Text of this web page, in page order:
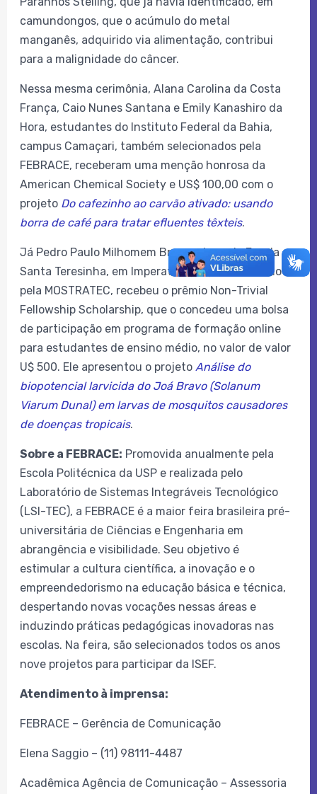
camundongos, que o acúmulo do metal
manganês, adquirido via alimentação, contribui
para a malignidade do câncer.
Nessa mesma cerimônia, Alana Carolina da Costa
França, Caio Nunes Santana e Emily Kanashiro da
Hora, estudantes do Instituto Federal da Bahia,
campus Camaçari, também selecionados pela
FEBRACE, receberam uma menção honrosa da
American Chemical Society e US$ 100,00 com o
projeto Do cafezinho ao carvão ativado: usando
borra de café para tratar efluentes têxteis.
Já Pedro Paulo Milhomem Braga, aluno da Escola
Santa Teresinha, em Imperatriz (MA), selecionado
pela MOSTRATEC, recebeu o prêmio Non-Trivial
Fellowship Scholarship, que o concedeu uma bolsa
de participação em programa de formação online
para estudantes de ensino médio, no valor de valor
U$ 500. Ele apresentou o projeto Análise do
biopotencial larvicida do Joá Bravo (Solanum
Viarum Dunal) em larvas de mosquitos causadores
de doenças tropicais.
Sobre a FEBRACE: Promovida anualmente pela
Escola Politécnica da USP e realizada pelo
Laboratório de Sistemas Integráveis Tecnológico
(LSI-TEC), a FEBRACE é a maior feira brasileira pré-
universitária de Ciências e Engenharia em
abrangência e visibilidade. Seu objetivo é
estimular a cultura científica, a inovação e o
empreendedorismo na educação básica e técnica,
despertando novas vocações nessas áreas e
induzindo práticas pedagógicas inovadoras nas
escolas. Na feira, são selecionados todos os anos
nove projetos para participar da ISEF.
Atendimento à imprensa:
FEBRACE – Gerência de Comunicação
Elena Saggio – (11) 98111-4487
Acadêmica Agência de Comunicação – Assessoria